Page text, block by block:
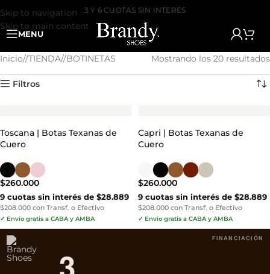
Skip to navigation
Skip to main content
3 Y 6 CUOTAS SIN INTERES
MENU
Inicio/ TIENDA/ BOTINETAS Mostrando los 20 resultados
Filtros
Toscana | Botas Texanas de
Cuero
$260.000
9 cuotas sin interés de $28.889
$208.000 con Transf. o Efectivo
✓ Envío gratis a CABA y AMBA
Capri | Botas Texanas de
Cuero
$260.000
9 cuotas sin interés de $28.889
$208.000 con Transf. o Efectivo
✓ Envío gratis a CABA y AMBA
FINANCIACIÓN